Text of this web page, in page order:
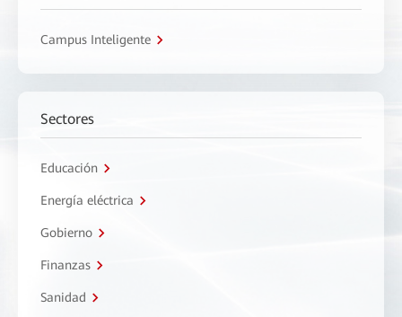
Campus Inteligente
Sectores
Educación
Energía eléctrica
Gobierno
Finanzas
Sanidad